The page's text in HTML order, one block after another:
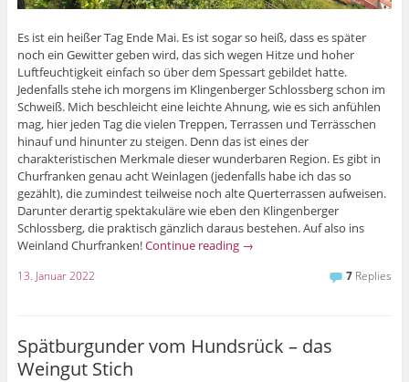
Es ist ein heißer Tag Ende Mai. Es ist sogar so heiß, dass es später
noch ein Gewitter geben wird, das sich wegen Hitze und hoher
Luftfeuchtigkeit einfach so über dem Spessart gebildet hatte.
Jedenfalls stehe ich morgens im Klingenberger Schlossberg schon im
Schweiß. Mich beschleicht eine leichte Ahnung, wie es sich anfühlen
mag, hier jeden Tag die vielen Treppen, Terrassen und Terrässchen
hinauf und hinunter zu steigen. Denn das ist eines der
charakteristischen Merkmale dieser wunderbaren Region. Es gibt in
Churfranken genau acht Weinlagen (jedenfalls habe ich das so
gezählt), die zumindest teilweise noch alte Querterrassen aufweisen.
Darunter derartig spektakuläre wie eben den Klingenberger
Schlossberg, die praktisch gänzlich daraus bestehen. Auf also ins
Weinland Churfranken!Continue reading →
13. Januar 2022 7 Replies
Spätburgunder vom Hundsrück – das
Weingut Stich